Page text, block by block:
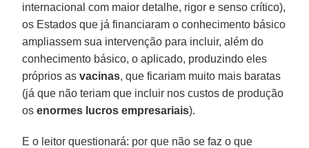
internacional com maior detalhe, rigor e senso crítico),
os Estados que já financiaram o conhecimento básico
ampliassem sua intervenção para incluir, além do
conhecimento básico, o aplicado, produzindo eles
próprios asvacinas, que ficariam muito mais baratas
(já que não teriam que incluir nos custos de produção
osenormes lucros empresariais).
E o leitor questionará: por que não se faz o que